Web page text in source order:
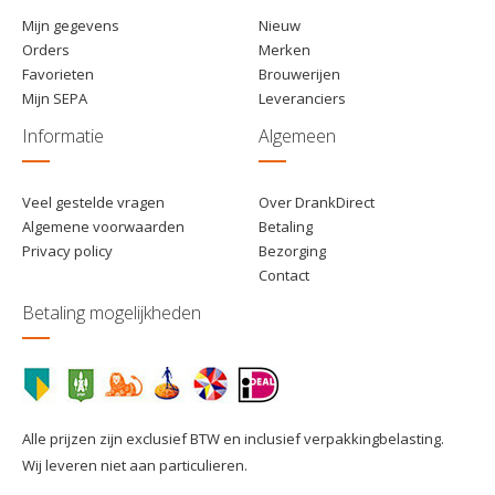
Mijn gegevens
Orders
Favorieten
Mijn SEPA
Nieuw
Merken
Brouwerijen
Leveranciers
Informatie
Veel gestelde vragen
Algemene voorwaarden
Privacy policy
Algemeen
Over DrankDirect
Betaling
Bezorging
Contact
Betaling mogelijkheden
Alle prijzen zijn exclusief BTW en inclusief verpakkingbelasting.
Wij leveren niet aan particulieren.